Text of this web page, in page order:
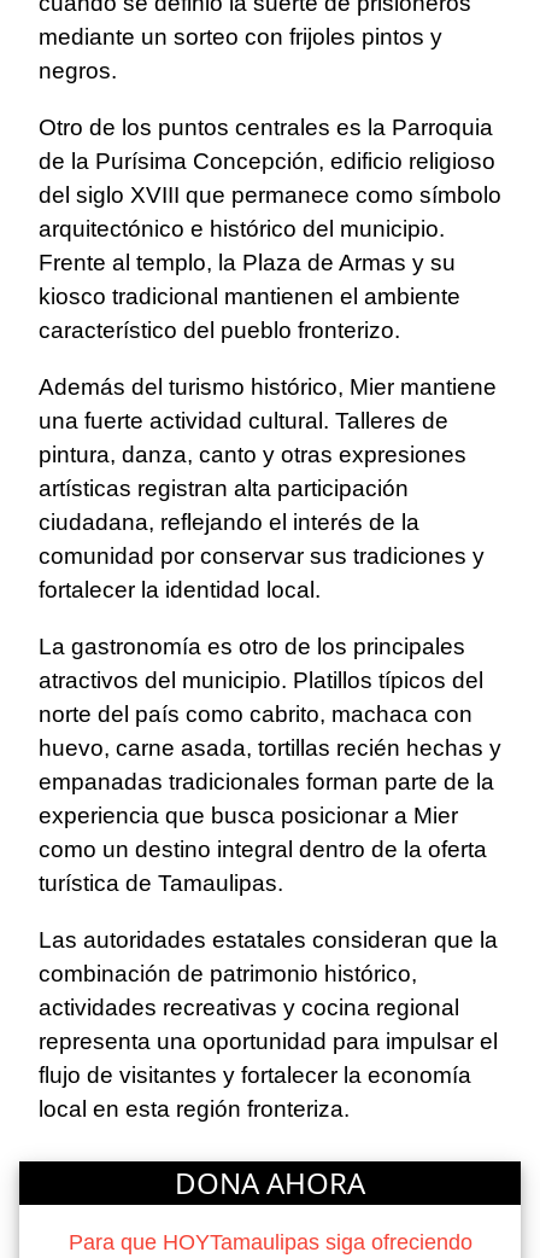
mediante un sorteo con frijoles pintos y
negros.
Otro de los puntos centrales es la Parroquia
de la Purísima Concepción, edificio religioso
del siglo XVIII que permanece como símbolo
arquitectónico e histórico del municipio.
Frente al templo, la Plaza de Armas y su
kiosco tradicional mantienen el ambiente
característico del pueblo fronterizo.
Además del turismo histórico, Mier mantiene
una fuerte actividad cultural. Talleres de
pintura, danza, canto y otras expresiones
artísticas registran alta participación
ciudadana, reflejando el interés de la
comunidad por conservar sus tradiciones y
fortalecer la identidad local.
La gastronomía es otro de los principales
atractivos del municipio. Platillos típicos del
norte del país como cabrito, machaca con
huevo, carne asada, tortillas recién hechas y
empanadas tradicionales forman parte de la
experiencia que busca posicionar a Mier
como un destino integral dentro de la oferta
turística de Tamaulipas.
Las autoridades estatales consideran que la
combinación de patrimonio histórico,
actividades recreativas y cocina regional
representa una oportunidad para impulsar el
flujo de visitantes y fortalecer la economía
local en esta región fronteriza.
DONA AHORA
Para que HOYTamaulipas siga ofreciendo